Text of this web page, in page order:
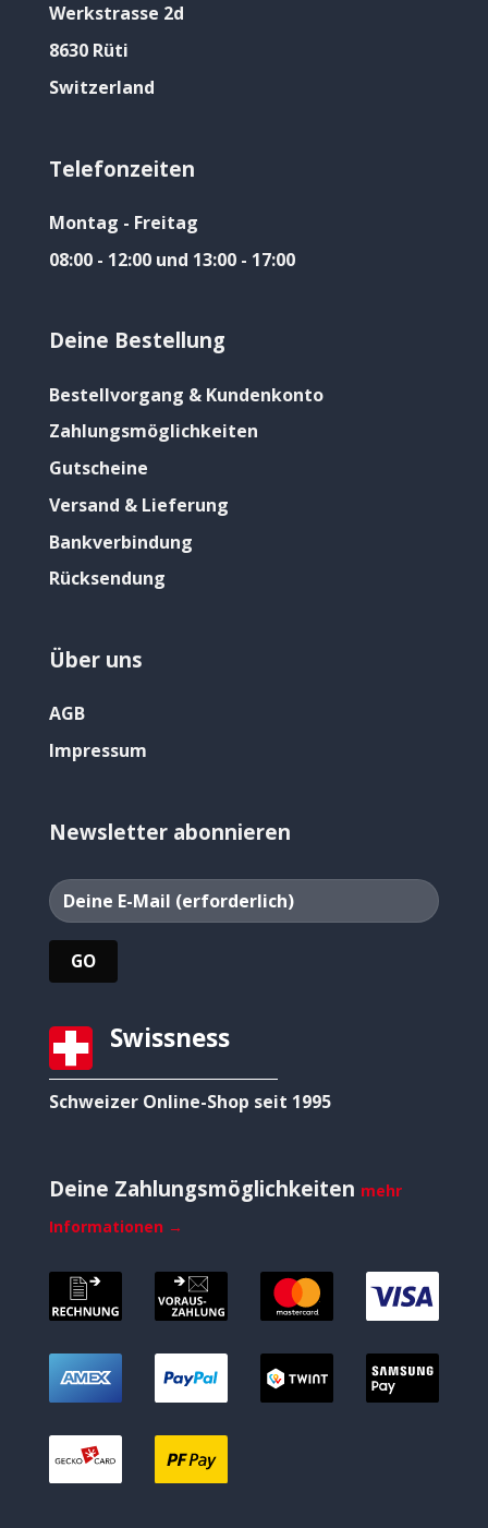
Werkstrasse 2d
8630 Rüti
Switzerland
Telefonzeiten
Montag - Freitag
08:00 - 12:00 und 13:00 - 17:00
Deine Bestellung
Bestellvorgang & Kundenkonto
Zahlungsmöglichkeiten
Gutscheine
Versand & Lieferung
Bankverbindung
Rücksendung
Über uns
AGB
Impressum
Newsletter abonnieren
Swissness
Schweizer Online-Shop seit 1995
Deine Zahlungsmöglichkeiten mehr
Informationen →